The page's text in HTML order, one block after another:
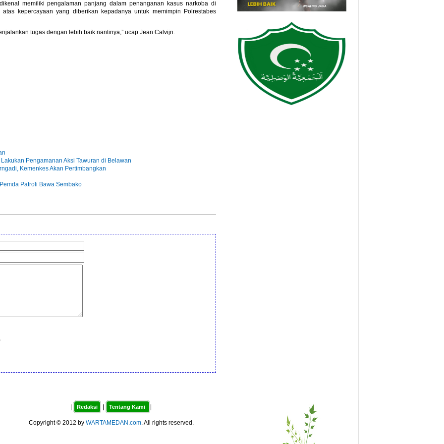
memiliki pengalaman panjang dalam penanganan kasus narkoba di
kepercayaan yang diberikan kepadanya untuk memimpin Polrestabes
tugas dengan lebih baik nantinya,” ucap Jean Calvijn.
Pengamanan Aksi Tawuran di Belawan
Kemenkes Akan Pertimbangkan
Patroli Bawa Sembako
| Redaksi | Tentang Kami |
Copyright © 2012 by WARTAMEDAN.com. All rights reserved.